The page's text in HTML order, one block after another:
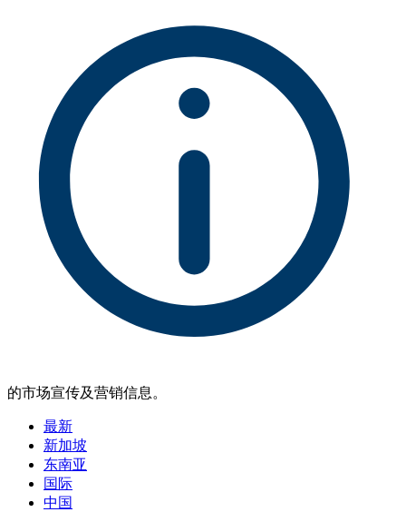
的市场宣传及营销信息。
最新
新加坡
东南亚
国际
中国